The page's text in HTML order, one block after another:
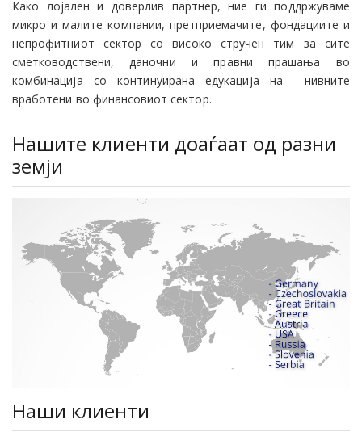
Како лојален и доверлив партнер, ние ги поддржуваме
микро и малите компании, претприемачите, фондациите и
непрофитниот сектор со високо стручен тим за сите
сметководствени, даночни и правни прашања во
комбинација со континуирана едукација на нивните
вработени во финансовиот сектор.
Нашите клиенти доаѓаат од разни
земји
Наши клиенти